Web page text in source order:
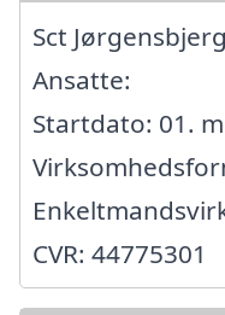
Sct
Ansatte:
Startdato: 01.
CVR: 44775301